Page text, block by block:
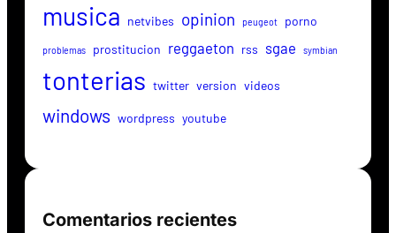
musica netvibes opinion peugeot porno
problemas prostitucion reggaeton rss sgae symbian
tonterias twitter version videos
windows wordpress youtube
Comentarios recientes